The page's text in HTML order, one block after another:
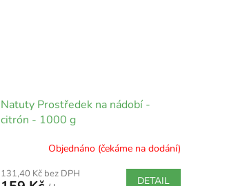
Natuty Prostředek na nádobí -
citrón - 1000 g
Objednáno (čekáme na dodání)
131,40 Kč bez DPH
DETAIL